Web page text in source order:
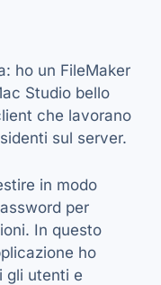
ho un FileMaker
Studio bello
che lavorano
sul server.
in modo
per
In questo
ho
gli utenti e